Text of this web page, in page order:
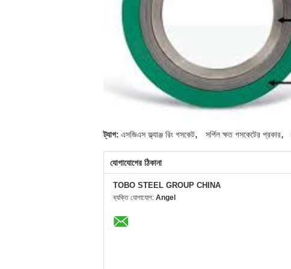
ট্যাগ: এসজিএস ফ্ল্যাঞ্জ রিং গসকেট, সর্পিল ক্ষত গসকেটের প্রকার,
যোগাযোগের ঠিকানা
TOBO STEEL GROUP CHINA
ব্যক্তি যোগাযোগ: Angel